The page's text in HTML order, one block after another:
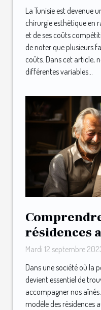
La Tunisie est devenue
chirurgie esthétique en
et de ses coûts
de noter que plusieurs
coûts. Dans cet article,
différentes variables...
résidences
les
Mardi 12 septembre
Dans une société où la
devient essentiel de
accompagner nos
modèle des résidences